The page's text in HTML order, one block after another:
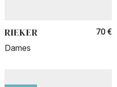
RIEKER 70 €
Dames